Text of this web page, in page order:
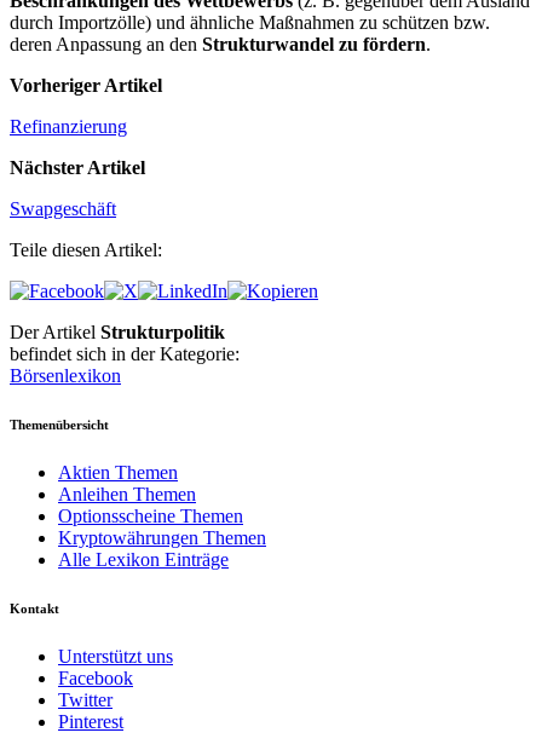
durch Importzölle) und ähnliche Maßnahmen zu schützen bzw.
deren Anpassung an den Strukturwandel zu fördern.
Vorheriger Artikel
Refinanzierung
Nächster Artikel
Swapgeschäft
Teile diesen Artikel:
Der Artikel Strukturpolitik
befindet sich in der Kategorie:
Börsenlexikon
Themenübersicht
Aktien Themen
Anleihen Themen
Optionsscheine Themen
Kryptowährungen Themen
Alle Lexikon Einträge
Kontakt
Unterstützt uns
Facebook
Twitter
Pinterest